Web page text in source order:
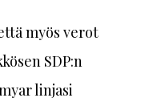
myös verot
SDP:n
linjasi